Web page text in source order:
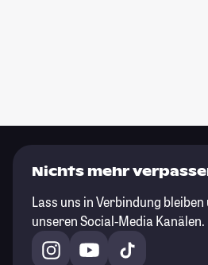
Nichts mehr
Lass uns in Verbindung
unseren Social-Media Kanälen.